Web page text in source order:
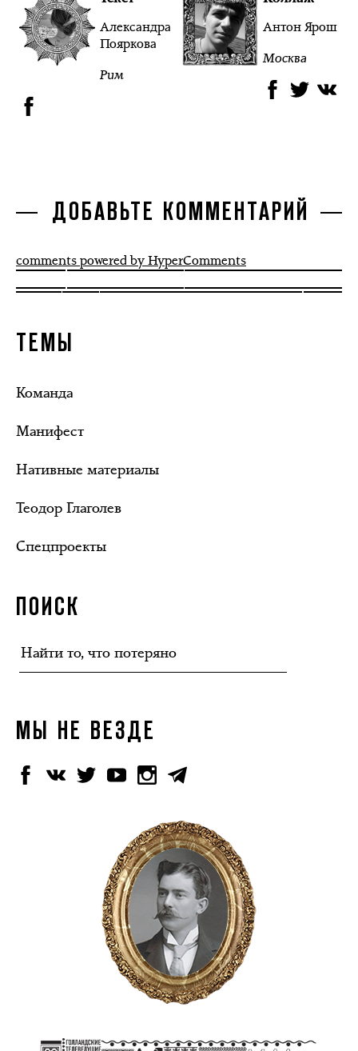
Александра
Пояркова
Рим
Антон Ярош
Москва
ДОБАВЬТЕ КОММЕНТАРИЙ
comments powered by HyperComments
ТЕМЫ
Команда
Манифест
Нативные материалы
Теодор Глаголев
Спецпроекты
ПОИСК
МЫ НЕ ВЕЗДЕ